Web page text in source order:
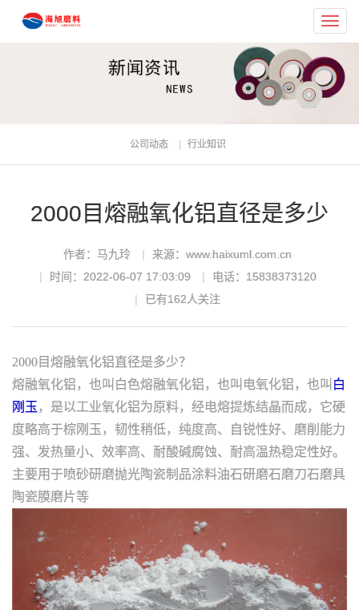
公司动态 行业知识
2000目熔融氧化铝直径是多少
作者：马九玲
来源：www.haixuml.com.cn
时间：2022-06-07 17:03:09
电话：15838373120
已有162人关注
2000目熔融氧化铝直径是多少？
熔融氧化铝，也叫白色熔融氧化铝，也叫电氧化铝，也叫 白
刚玉，是以工业氧化铝为原料，经电熔提炼结晶而成，它硬
度略高于棕刚玉，韧性稍低，纯度高、自锐性好、磨削能力
强、发热量小、效率高、耐酸碱腐蚀、耐高温热稳定性好。
主要用于喷砂研磨抛光陶瓷制品涂料油石研磨石磨刀石磨具
陶瓷膜磨片等